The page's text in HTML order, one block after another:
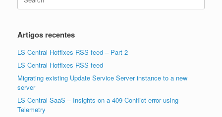
for:
Artigos recentes
LS Central Hotfixes RSS feed – Part 2
LS Central Hotfixes RSS feed
Migrating existing Update Service Server instance to a new
server
LS Central SaaS – Insights on a 409 Conflict error using
Telemetry